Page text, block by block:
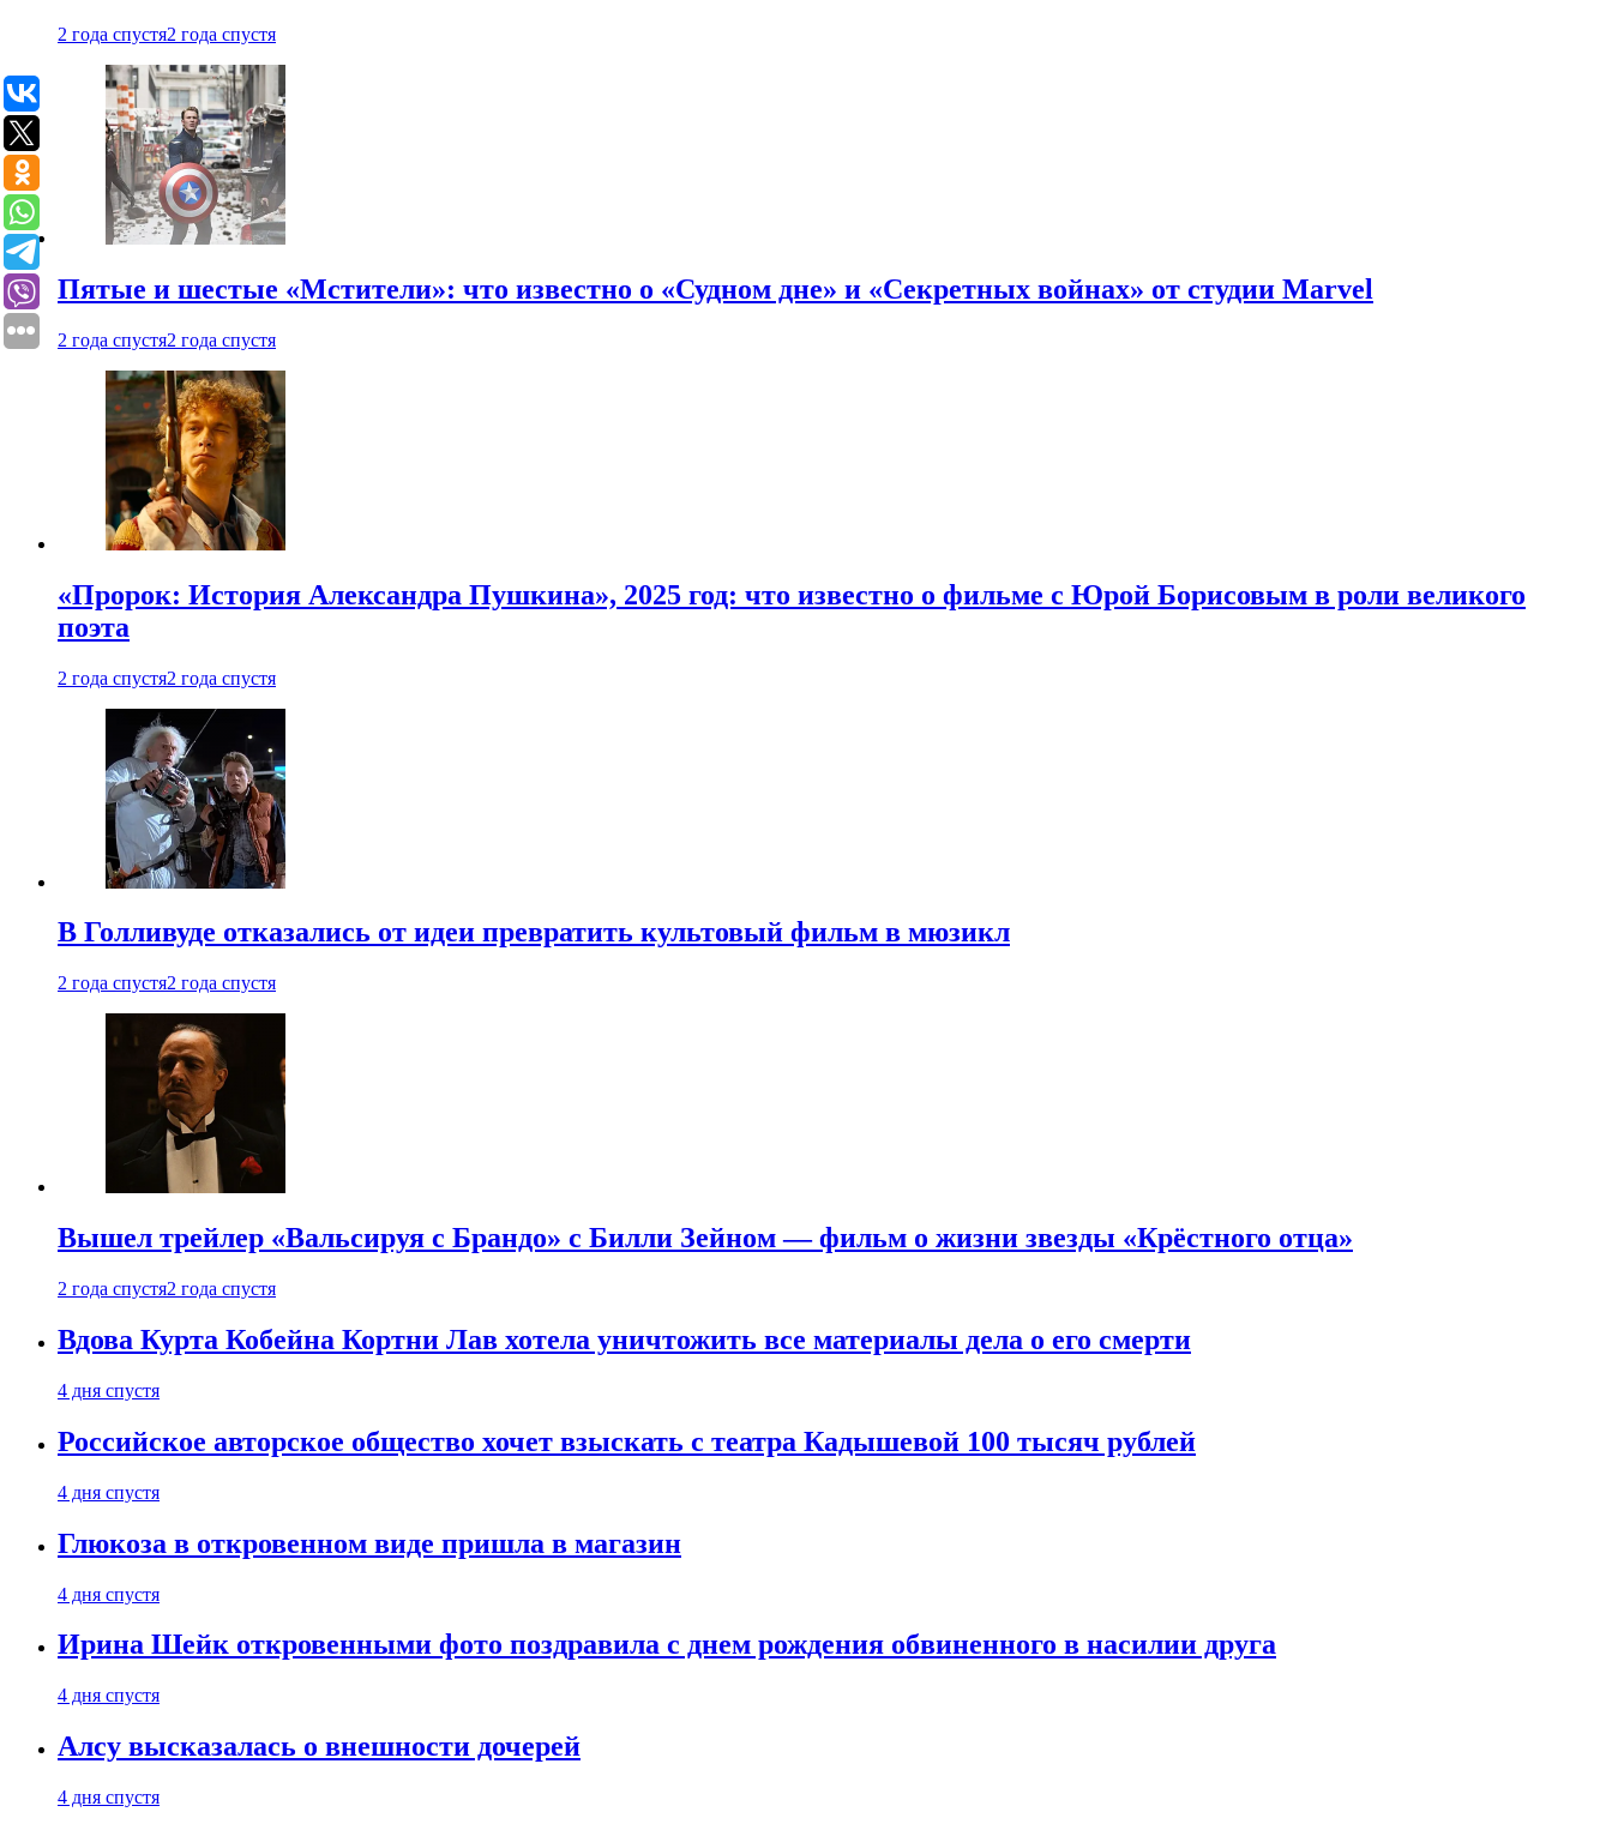
2 года спустя2 года спустя
Пятые и шестые «Мстители»: что известно о «Судном дне» и «Секретных войнах» от студии Marvel
2 года спустя2 года спустя
«Пророк: История Александра Пушкина», 2025 год: что известно о фильме с Юрой Борисовым в роли великого
поэта
2 года спустя2 года спустя
В Голливуде отказались от идеи превратить культовый фильм в мюзикл
2 года спустя2 года спустя
Вышел трейлер «Вальсируя с Брандо» с Билли Зейном — фильм о жизни звезды «Крёстного отца»
2 года спустя2 года спустя
Вдова Курта Кобейна Кортни Лав хотела уничтожить все материалы дела о его смерти
4 дня спустя
Российское авторское общество хочет взыскать с театра Кадышевой 100 тысяч рублей
4 дня спустя
Глюкоза в откровенном виде пришла в магазин
4 дня спустя
Ирина Шейк откровенными фото поздравила с днем рождения обвиненного в насилии друга
4 дня спустя
Алсу высказалась о внешности дочерей
4 дня спустя